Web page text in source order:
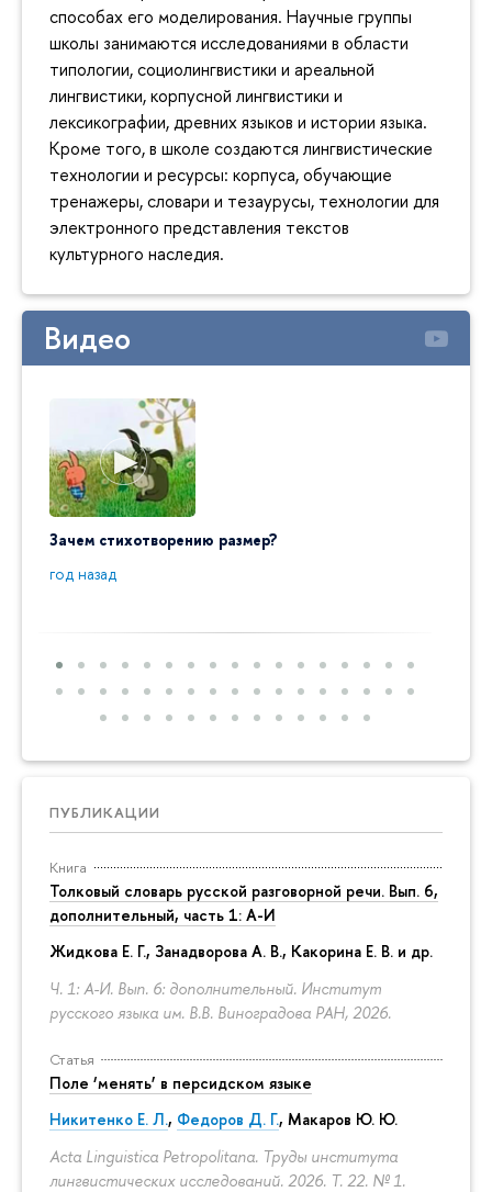
способах его моделирования. Научные группы
школы занимаются исследованиями в области
типологии, социолингвистики и ареальной
лингвистики, корпусной лингвистики и
лексикографии, древних языков и истории языка.
Кроме того, в школе создаются лингвистические
технологии и ресурсы: корпуса, обучающие
тренажеры, словари и тезаурусы, технологии для
электронного представления текстов
культурного наследия.
Видео
Зачем стихотворению размер?
год назад
ПУБЛИКАЦИИ
Книга
Толковый словарь русской разговорной речи. Вып. 6,
дополнительный, часть 1: А-И
Жидкова Е. Г., Занадворова А. В., Какорина Е. В. и др.
Ч. 1: А-И. Вып. 6: дополнительный. Институт
русского языка им. В.В. Виноградова РАН, 2026.
Статья
Поле ‘менять’ в персидском языке
Никитенко Е. Л., Федоров Д. Г., Макаров Ю. Ю.
Acta Linguistica Petropolitana. Труды института
лингвистических исследований. 2026. Т. 22. № 1.